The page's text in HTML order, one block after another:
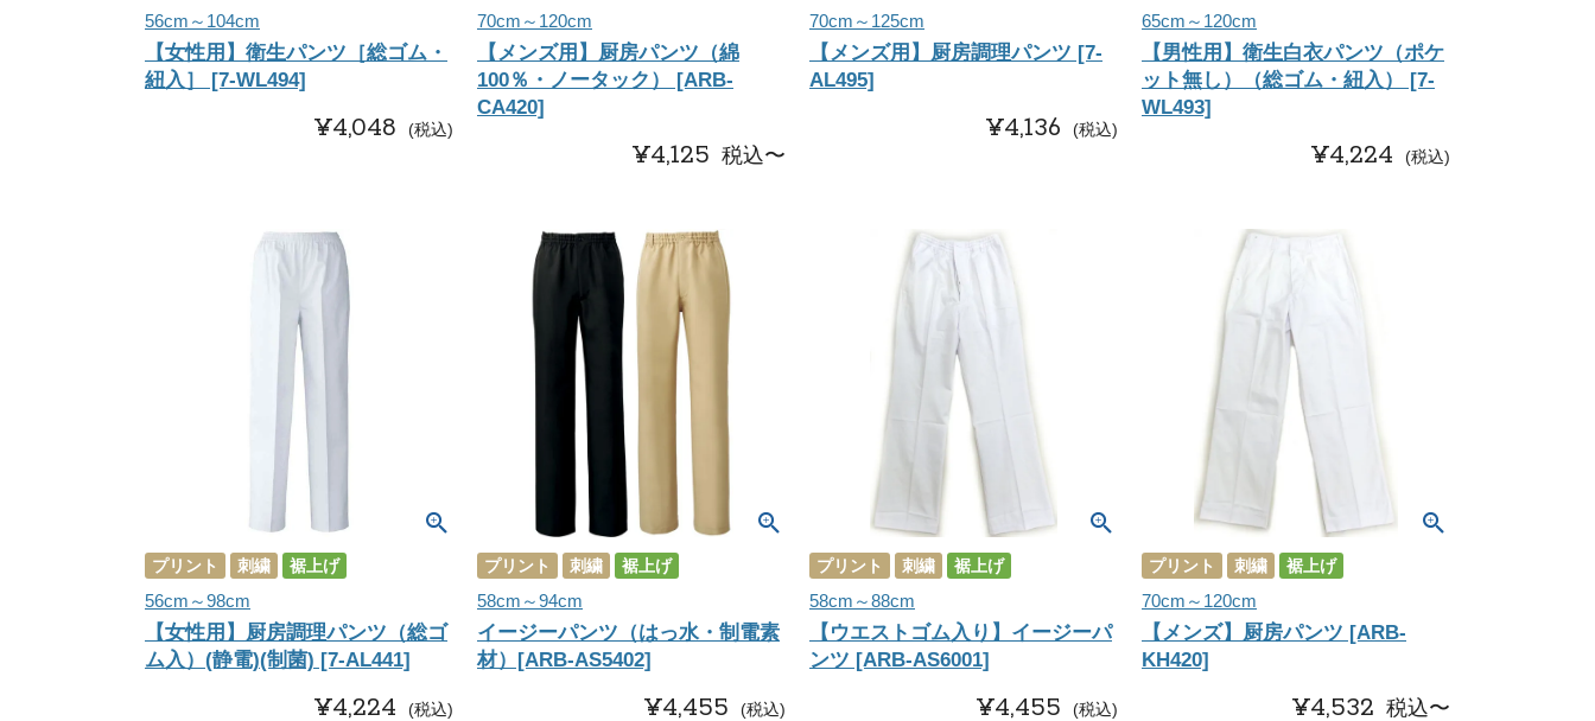
56cm～104cm
【女性用】衛生パンツ［総ゴム・
紐入］ [7-WL494]
¥4,048 税込
70cm～120cm
【メンズ用】厨房パンツ（綿
100％・ノータック） [ARB-
CA420]
¥4,125 税込〜
70cm～125cm
【メンズ用】厨房調理パンツ [7-
AL495]
¥4,136 税込
65cm～120cm
【男性用】衛生白衣パンツ（ポケ
ット無し）（総ゴム・紐入） [7-
WL493]
¥4,224 税込
プリント 刺繍 裾上げ
56cm～98cm
【女性用】厨房調理パンツ（総ゴ
ム入）(静電)(制菌) [7-AL441]
¥4,224 税込
プリント 刺繍 裾上げ
58cm～94cm
イージーパンツ（はっ水・制電素
材）[ARB-AS5402]
¥4,455 税込
プリント 刺繍 裾上げ
58cm～88cm
【ウエストゴム入り】イージーパ
ンツ [ARB-AS6001]
¥4,455 税込
プリント 刺繍 裾上げ
70cm～120cm
【メンズ】厨房パンツ [ARB-
KH420]
¥4,532 税込〜